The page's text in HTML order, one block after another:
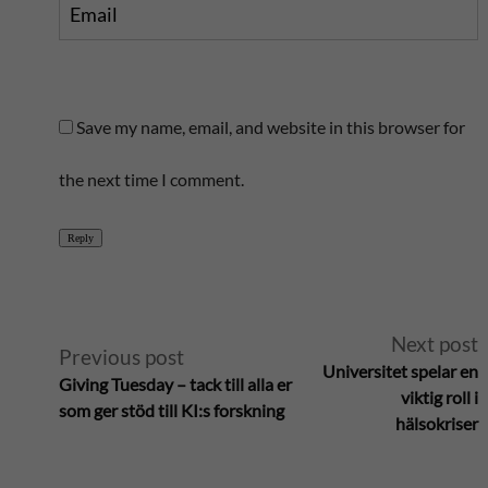
Email
Save my name, email, and website in this browser for
the next time I comment.
Reply
l
Previous post
Giving Tuesday – tack till alla er
som ger stöd till KI:s forskning
Next post
Universitet spelar en
viktig roll i
hälsokriser